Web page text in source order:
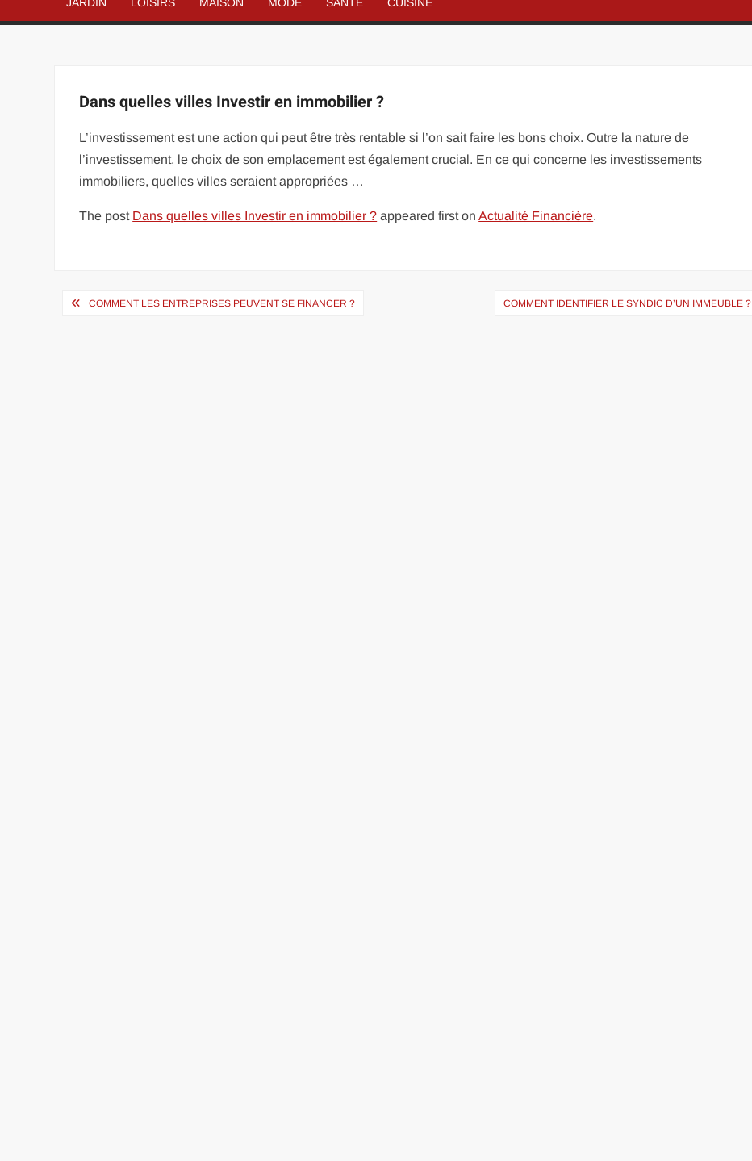
Dans quelles villes Investir en immobilier ?
L’investissement est une action qui peut être très rentable si l’on sait faire les bons choix. Outre la nature de
l’investissement, le choix de son emplacement est également crucial. En ce qui concerne les investissements
immobiliers, quelles villes seraient appropriées …
The post Dans quelles villes Investir en immobilier ? appeared first onActualité Financière.
Navigation
COMMENT LES ENTREPRISES PEUVENT SE FINANCER ? COMMENT IDENTIFIER LE SYNDIC D’UN IMMEUBLE ?